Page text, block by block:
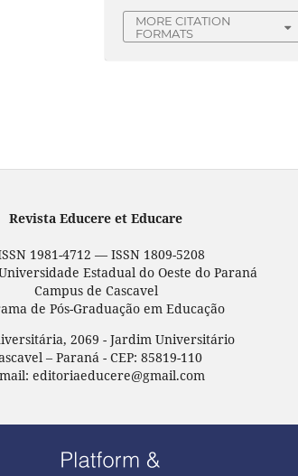
MORE CITATION
FORMATS
Revista Educere et Educare
1981-4712 — ISSN 1809-5208
Estadual do Oeste do Paraná
Campus de Cascavel
de Pós-Graduação em Educação
2069 - Jardim Universitário
– Paraná - CEP: 85819-110
editoriaeducere@gmail.com